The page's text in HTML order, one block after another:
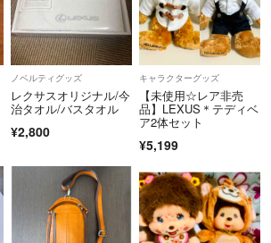
ノベルティグッズ
レクサスオリジナル/今
治タオル/バスタオル
¥2,800
キャラクターグッズ
【未使用☆レア非売
品】LEXUS＊テディベ
ア2体セット
¥5,199